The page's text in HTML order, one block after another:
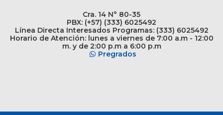
Cra. 14 N° 80-35
PBX: (+57) (333) 6025492
Línea Directa Interesados Programas: (333) 6025492
Horario de Atención: lunes a viernes de 7:00 a.m - 12:00
m. y de 2:00 p.m a 6:00 p.m
Pregrados